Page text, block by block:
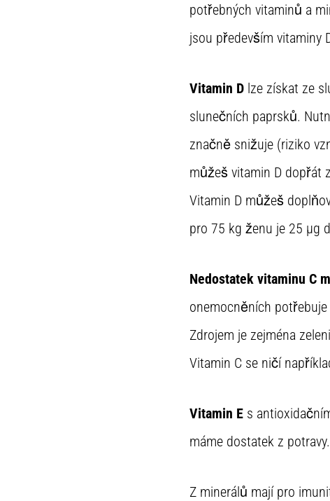
potřebných vitaminů a
jsou především vitaminy
Vitamin D lze získat ze
slunečních paprsků.
značně snižuje (riziko
můžeš vitamin D dopřát
Vitamin D můžeš
pro 75 kg ženu je 25 µg
Nedostatek vitaminu C
onemocněních
Zdrojem je zejména
Vitamin C se ničí
Vitamin E s
máme dostatek z potravy.
Z minerálů mají pro